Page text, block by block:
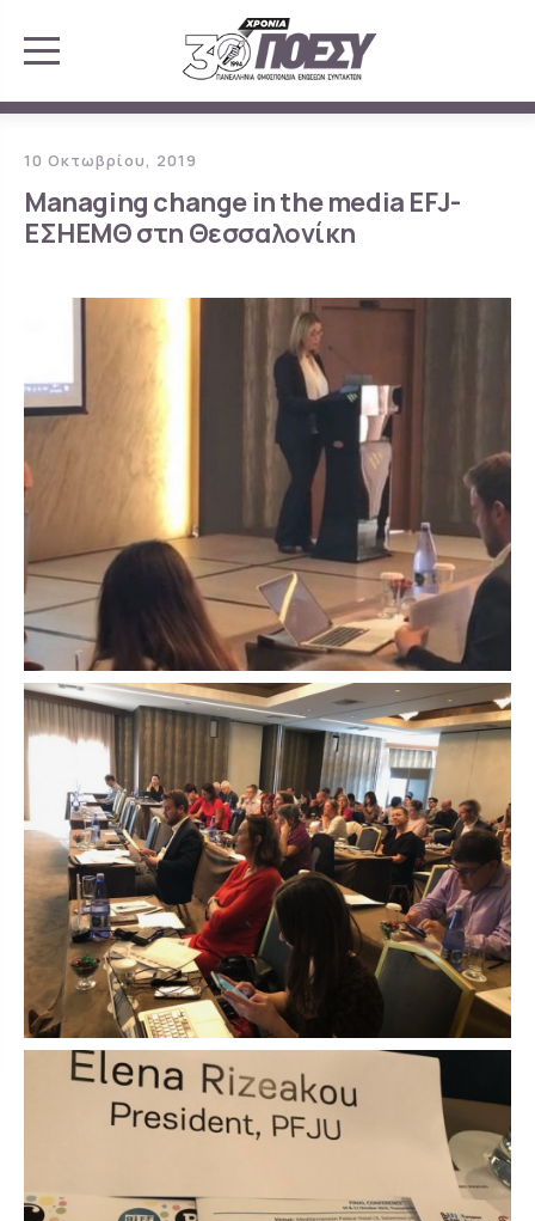
10 Οκτωβρίου, 2019
Managing change in the media EFJ-
ΕΣΗΕΜΘ στη Θεσσαλονίκη